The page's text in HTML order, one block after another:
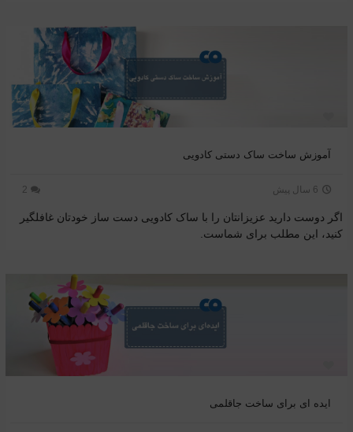
آموزش ساخت ساک دستی کادویی
2 6 سال پیش
اگر دوست دارید عزیزانتان را با ساک کادویی دست ساز خودتان غافلگیر
کنید، این مطلب برای شماست.
ایده ای برای ساخت جاقلمی